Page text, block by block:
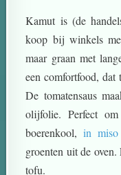
Kamut is (de
koop bij winkels
maar graan met
een comfortfood,
De tomatensaus
olijfolie. Perfect
boerenkool, in miso
groenten uit de
tofu.